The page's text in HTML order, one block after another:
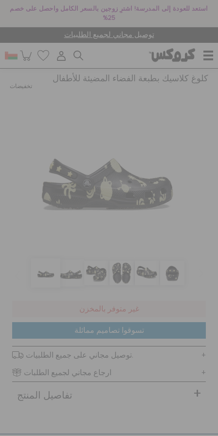
استعد للعودة إلى المدرسة! اشترِ زوجين بالسعر الكامل واحصل على خصم
25%
توصيل مجاني لجميع الطلبيات
للنساء
جيبيتز تشارمز
تسجيل الدخول / اشتراك
تحديد موقع المتجر
كلوغ كلاسيك بطبعة الفضاء المضيئة للأطفال
تخفيضات
غير متوفر بالمخزن
تسوقوا تصاميم ممائلة
توصيل مجاني على جميع الطلبيات.
ارجاع مجاني لجميع الطلبات
تفاصيل المنتج